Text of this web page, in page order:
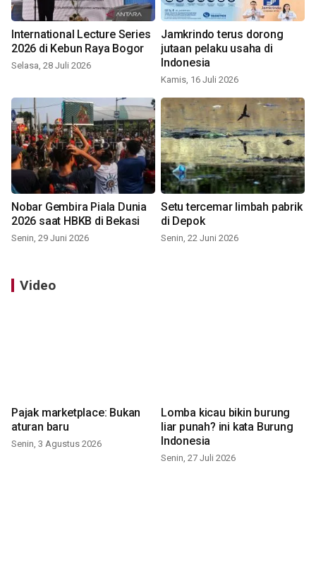
International Lecture Series
2026 di Kebun Raya Bogor
Selasa, 28 Juli 2026
Jamkrindo terus dorong
jutaan pelaku usaha di
Indonesia
Kamis, 16 Juli 2026
Nobar Gembira Piala Dunia
2026 saat HBKB di Bekasi
Senin, 29 Juni 2026
Setu tercemar limbah pabrik
di Depok
Senin, 22 Juni 2026
Video
Pajak marketplace: Bukan
aturan baru
Senin, 3 Agustus 2026
Lomba kicau bikin burung
liar punah? ini kata Burung
Indonesia
Senin, 27 Juli 2026